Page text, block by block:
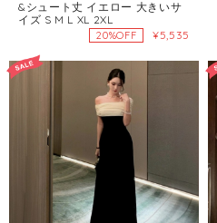
&シュート丈 イエロー 大きいサ
イズ S M L XL 2XL
20%OFF ¥5,535